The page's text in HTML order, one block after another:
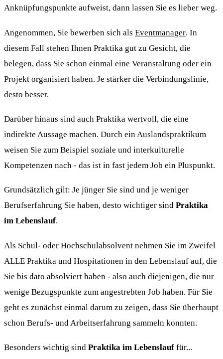
Anknüpfungspunkte aufweist, dann lassen Sie es lieber weg.
Angenommen, Sie bewerben sich als Eventmanager. In
diesem Fall stehen Ihnen Praktika gut zu Gesicht, die
belegen, dass Sie schon einmal eine Veranstaltung oder ein
Projekt organisiert haben. Je stärker die Verbindungslinie,
desto besser.
Darüber hinaus sind auch Praktika wertvoll, die eine
indirekte Aussage machen. Durch ein Auslandspraktikum
weisen Sie zum Beispiel soziale und interkulturelle
Kompetenzen nach - das ist in fast jedem Job ein Pluspunkt.
Grundsätzlich gilt: Je jünger Sie sind und je weniger
Berufserfahrung Sie haben, desto wichtiger sind Praktika
im Lebenslauf.
Als Schul- oder Hochschulabsolvent nehmen Sie im Zweifel
ALLE Praktika und Hospitationen in den Lebenslauf auf, die
Sie bis dato absolviert haben - also auch diejenigen, die nur
wenige Bezugspunkte zum angestrebten Job haben. Für Sie
geht es zunächst einmal darum zu zeigen, dass Sie überhaupt
schon Berufs- und Arbeitserfahrung sammeln konnten.
Besonders wichtig sind Praktika im Lebenslauf für...